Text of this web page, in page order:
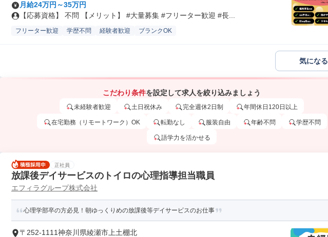
月給24万円～35万円
【応募資格】 不問 【メリット】 #大量募集 #フリーター歓迎 #長...
フリーター歓迎 学歴不問 経験者歓迎 ブランクOK
気になる
こだわり条件を設定して求人を絞り込みましょう
未経験者歓迎 土日祝休み 完全週休2日制 年間休日120日以上
在宅勤務（リモートワーク）OK 転勤なし 服装自由 年齢不問 学歴不問
語学力を活かせる
正社員
放課後デイサービスのトイロの心理指導担当職員
エフィラグループ株式会社
心理学部卒の方必見！朝ゆっくりめの放課後等デイサービスのお仕事
〒252-1111神奈川県綾瀬市上土棚北